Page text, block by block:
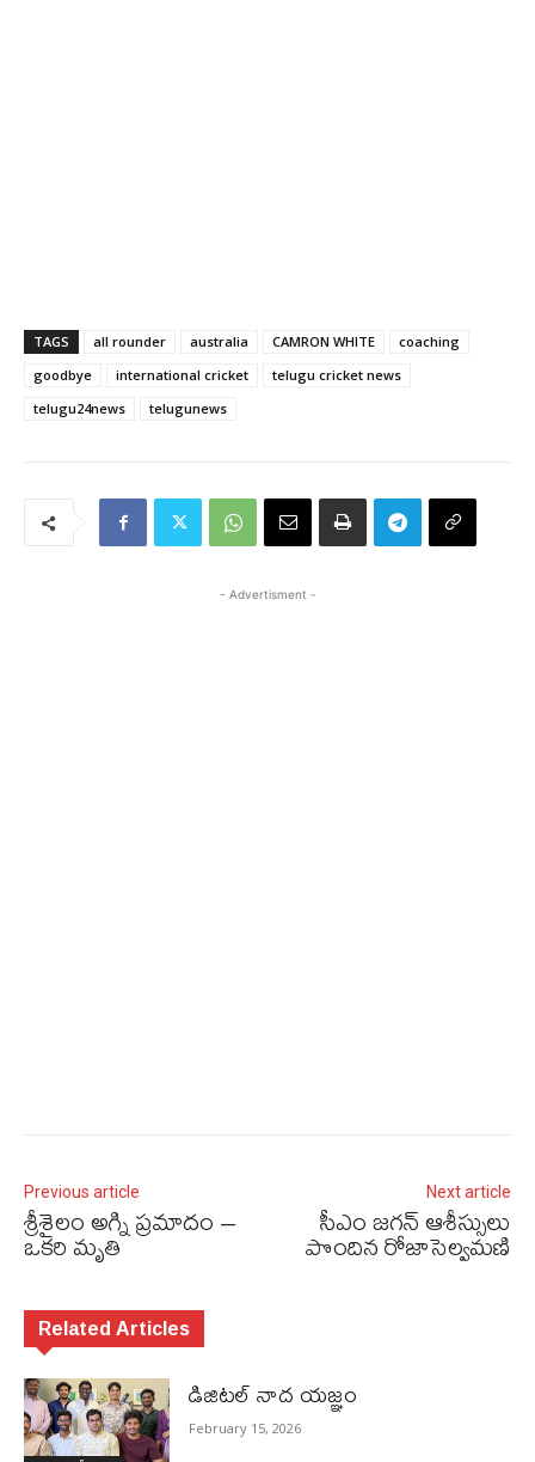
TAGS all rounder australia CAMRON WHITE
coaching
goodbye
international cricket
telugu cricket news
telugu24news
telugunews
- Advertisment -
Previous article
శ్రీశైలం అగ్ని ప్రమాదం –
ఒకరి మృతి
Next article
సీఎం జగన్‌ ఆశీస్సులు
పొందిన రోజాసెల్వమణి
Related Articles
డిజిటల్ నాద యజ్ఞం
February 15, 2026